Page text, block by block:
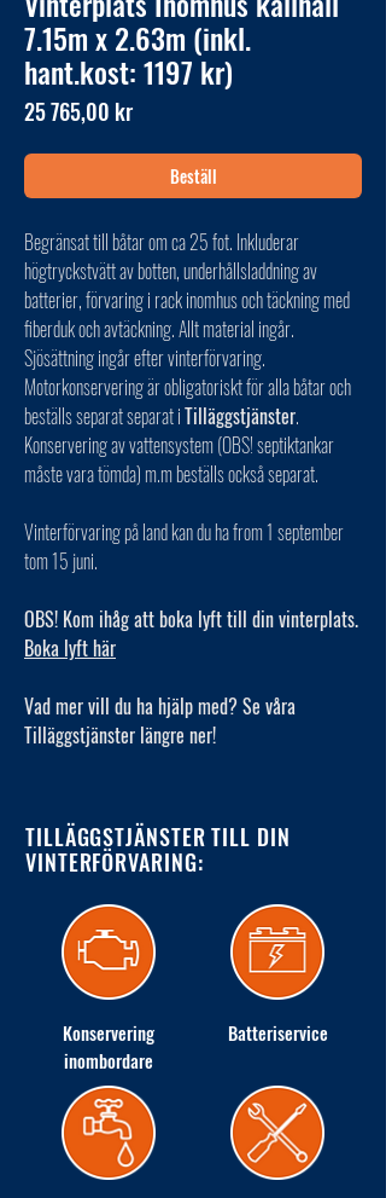
7.15m x 2.63m (inkl.
hant.kost: 1197 kr)
25 765,00 krPris
Beställ
Begränsat till båtar om ca 25 fot. Inkluderar
högtryckstvätt av botten, underhållsladdning av
batterier, förvaring i rack inomhus och täckning med
fiberduk och avtäckning. Allt material ingår.
Sjösättning ingår efter vinterförvaring.
Motorkonservering är obligatoriskt för alla båtar och
beställs separat separat iTilläggstjänster.
Konservering av vattensystem (OBS! septiktankar
måste vara tömda) m.m beställs också separat.
Vinterförvaring på land kan du ha from 1 september
tom 15 juni.
OBS! Kom ihåg att boka lyft till din vinterplats.
Boka lyft här
Vad mer vill du ha hjälp med? Se våra
Tilläggstjänster längre ner!
TILLÄGGSTJÄNSTER TILL DIN
VINTERFÖRVARING:
Konservering
inombordare
Batteriservice